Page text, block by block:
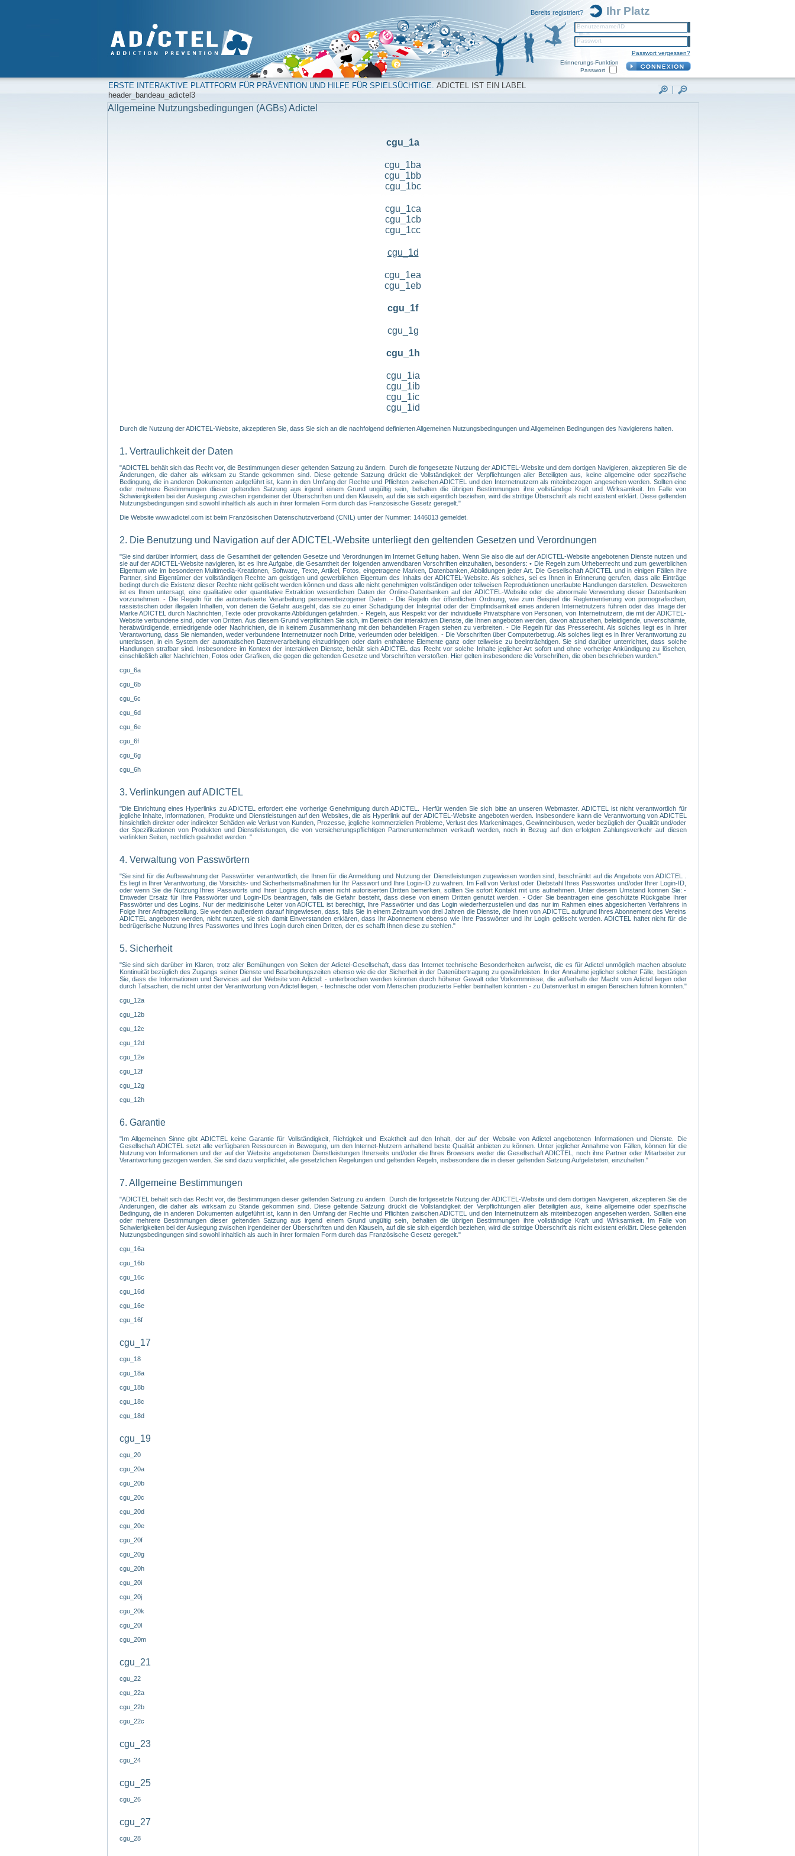
Bereits registriert? Ihr Platz
Benutzername/ID
Passwort
Passwort vergessen?
Erinnerungs-Funktion
Passwort
ERSTE INTERAKTIVE PLATTFORM FÜR PRÄVENTION UND HILFE FÜR SPIELSÜCHTIGE. ADICTEL IST EIN LABEL
header_bandeau_adictel3
Allgemeine Nutzungsbedingungen (AGBs) Adictel
cgu_1a
cgu_1ba
cgu_1bb
cgu_1bc
cgu_1ca
cgu_1cb
cgu_1cc
cgu_1d
cgu_1ea
cgu_1eb
cgu_1f
cgu_1g
cgu_1h
cgu_1ia
cgu_1ib
cgu_1ic
cgu_1id
Durch die Nutzung der ADICTEL-Website, akzeptieren Sie, dass Sie sich an die nachfolgend definierten Allgemeinen Nutzungsbedingungen und Allgemeinen Bedingungen des Navigierens halten.
1. Vertraulichkeit der Daten
"ADICTEL behält sich das Recht vor, die Bestimmungen dieser geltenden Satzung zu ändern. Durch die fortgesetzte Nutzung der ADICTEL-Website und dem dortigen Navigieren, akzeptieren Sie die
Änderungen, die daher als wirksam zu Stande gekommen sind. Diese geltende Satzung drückt die Vollständigkeit der Verpflichtungen aller Beteiligten aus, keine allgemeine oder spezifische
Bedingung, die in anderen Dokumenten aufgeführt ist, kann in den Umfang der Rechte und Pflichten zwischen ADICTEL und den Internetnutzern als miteinbezogen angesehen werden. Sollten eine
oder mehrere Bestimmungen dieser geltenden Satzung aus irgend einem Grund ungültig sein, behalten die übrigen Bestimmungen ihre vollständige Kraft und Wirksamkeit. Im Falle von
Schwierigkeiten bei der Auslegung zwischen irgendeiner der Überschriften und den Klauseln, auf die sie sich eigentlich beziehen, wird die strittige Überschrift als nicht existent erklärt. Diese geltenden
Nutzungsbedingungen sind sowohl inhaltlich als auch in ihrer formalen Form durch das Französische Gesetz geregelt."
Die Website www.adictel.com ist beim Französischen Datenschutzverband (CNIL) unter der Nummer: 1446013 gemeldet.
2. Die Benutzung und Navigation auf der ADICTEL-Website unterliegt den geltenden Gesetzen und Verordnungen
"Sie sind darüber informiert, dass die Gesamtheit der geltenden Gesetze und Verordnungen im Internet Geltung haben. Wenn Sie also die auf der ADICTEL-Website angebotenen Dienste nutzen und
sie auf der ADICTEL-Website navigieren, ist es Ihre Aufgabe, die Gesamtheit der folgenden anwendbaren Vorschriften einzuhalten, besonders: • Die Regeln zum Urheberrecht und zum gewerblichen
Eigentum wie im besonderen Multimedia-Kreationen, Software, Texte, Artikel, Fotos, eingetragene Marken, Datenbanken, Abbildungen jeder Art. Die Gesellschaft ADICTEL und in einigen Fällen ihre
Partner, sind Eigentümer der vollständigen Rechte am geistigen und gewerblichen Eigentum des Inhalts der ADICTEL-Website. Als solches, sei es Ihnen in Erinnerung gerufen, dass alle Einträge
bedingt durch die Existenz dieser Rechte nicht gelöscht werden können und dass alle nicht genehmigten vollständigen oder teilweisen Reproduktionen unerlaubte Handlungen darstellen. Desweiteren
ist es Ihnen untersagt, eine qualitative oder quantitative Extraktion wesentlichen Daten der Online-Datenbanken auf der ADICTEL-Website oder die abnormale Verwendung dieser Datenbanken
vorzunehmen. - Die Regeln für die automatisierte Verarbeitung personenbezogener Daten. - Die Regeln der öffentlichen Ordnung, wie zum Beispiel die Reglementierung von pornografischen,
rassistischen oder illegalen Inhalten, von denen die Gefahr ausgeht, das sie zu einer Schädigung der Integrität oder der Empfindsamkeit eines anderen Internetnutzers führen oder das Image der
Marke ADICTEL durch Nachrichten, Texte oder provokante Abbildungen gefährden. - Regeln, aus Respekt vor der individuelle Privatsphäre von Personen, von Internetnutzern, die mit der ADICTEL-
Website verbundene sind, oder von Dritten. Aus diesem Grund verpflichten Sie sich, im Bereich der interaktiven Dienste, die Ihnen angeboten werden, davon abzusehen, beleidigende, unverschämte,
herabwürdigende, erniedrigende oder Nachrichten, die in keinem Zusammenhang mit den behandelten Fragen stehen zu verbreiten. - Die Regeln für das Presserecht. Als solches liegt es in Ihrer
Verantwortung, dass Sie niemanden, weder verbundene Internetnutzer noch Dritte, verleumden oder beleidigen. - Die Vorschriften über Computerbetrug. Als solches liegt es in Ihrer Verantwortung zu
unterlassen, in ein System der automatischen Datenverarbeitung einzudringen oder darin enthaltene Elemente ganz oder teilweise zu beeinträchtigen. Sie sind darüber unterrichtet, dass solche
Handlungen strafbar sind. Insbesondere im Kontext der interaktiven Dienste, behält sich ADICTEL das Recht vor solche Inhalte jeglicher Art sofort und ohne vorherige Ankündigung zu löschen,
einschließlich aller Nachrichten, Fotos oder Grafiken, die gegen die geltenden Gesetze und Vorschriften verstoßen. Hier gelten insbesondere die Vorschriften, die oben beschrieben wurden."
cgu_6a
cgu_6b
cgu_6c
cgu_6d
cgu_6e
cgu_6f
cgu_6g
cgu_6h
3. Verlinkungen auf ADICTEL
"Die Einrichtung eines Hyperlinks zu ADICTEL erfordert eine vorherige Genehmigung durch ADICTEL. Hierfür wenden Sie sich bitte an unseren Webmaster. ADICTEL ist nicht verantwortlich für
jegliche Inhalte, Informationen, Produkte und Dienstleistungen auf den Websites, die als Hyperlink auf der ADICTEL-Website angeboten werden. Insbesondere kann die Verantwortung von ADICTEL
hinsichtlich direkter oder indirekter Schäden wie Verlust von Kunden, Prozesse, jegliche kommerziellen Probleme, Verlust des Markenimages, Gewinneinbusen, weder bezüglich der Qualität und/oder
der Spezifikationen von Produkten und Dienstleistungen, die von versicherungspflichtigen Partnerunternehmen verkauft werden, noch in Bezug auf den erfolgten Zahlungsverkehr auf diesen
verlinkten Seiten, rechtlich geahndet werden. "
4. Verwaltung von Passwörtern
"Sie sind für die Aufbewahrung der Passwörter verantwortlich, die Ihnen für die Anmeldung und Nutzung der Dienstleistungen zugewiesen worden sind, beschränkt auf die Angebote von ADICTEL .
Es liegt in Ihrer Verantwortung, die Vorsichts- und Sicherheitsmaßnahmen für Ihr Passwort und Ihre Login-ID zu wahren. Im Fall von Verlust oder Diebstahl Ihres Passwortes und/oder Ihrer Login-ID,
oder wenn Sie die Nutzung Ihres Passworts und Ihrer Logins durch einen nicht autorisierten Dritten bemerken, sollten Sie sofort Kontakt mit uns aufnehmen. Unter diesem Umstand können Sie: -
Entweder Ersatz für Ihre Passwörter und Login-IDs beantragen, falls die Gefahr besteht, dass diese von einem Dritten genutzt werden. - Oder Sie beantragen eine geschützte Rückgabe Ihrer
Passwörter und des Logins. Nur der medizinische Leiter von ADICTEL ist berechtigt, Ihre Passwörter und das Login wiederherzustellen und das nur im Rahmen eines abgesicherten Verfahrens in
Folge Ihrer Anfragestellung. Sie werden außerdem darauf hingewiesen, dass, falls Sie in einem Zeitraum von drei Jahren die Dienste, die Ihnen von ADICTEL aufgrund Ihres Abonnement des Vereins
ADICTEL angeboten werden, nicht nutzen, sie sich damit Einverstanden erklären, dass Ihr Abonnement ebenso wie Ihre Passwörter und Ihr Login gelöscht werden. ADICTEL haftet nicht für die
bedrügerische Nutzung Ihres Passwortes und Ihres Login durch einen Dritten, der es schafft Ihnen diese zu stehlen."
5. Sicherheit
"Sie sind sich darüber im Klaren, trotz aller Bemühungen von Seiten der Adictel-Gesellschaft, dass das Internet technische Besonderheiten aufweist, die es für Adictel unmöglich machen absolute
Kontinuität bezüglich des Zugangs seiner Dienste und Bearbeitungszeiten ebenso wie die der Sicherheit in der Datenübertragung zu gewährleisten. In der Annahme jeglicher solcher Fälle, bestätigen
Sie, dass die Informationen und Services auf der Website von Adictel: - unterbrochen werden könnten durch höherer Gewalt oder Vorkommnisse, die außerhalb der Macht von Adictel liegen oder
durch Tatsachen, die nicht unter der Verantwortung von Adictel liegen, - technische oder vom Menschen produzierte Fehler beinhalten könnten - zu Datenverlust in einigen Bereichen führen könnten."
cgu_12a
cgu_12b
cgu_12c
cgu_12d
cgu_12e
cgu_12f
cgu_12g
cgu_12h
6. Garantie
"Im Allgemeinen Sinne gibt ADICTEL keine Garantie für Vollständigkeit, Richtigkeit und Exaktheit auf den Inhalt, der auf der Website von Adictel angebotenen Informationen und Dienste. Die
Gesellschaft ADICTEL setzt alle verfügbaren Ressourcen in Bewegung, um den Internet-Nutzern anhaltend beste Qualität anbieten zu können. Unter jeglicher Annahme von Fällen, können für die
Nutzung von Informationen und der auf der Website angebotenen Dienstleistungen Ihrerseits und/oder die Ihres Browsers weder die Gesellschaft ADICTEL, noch ihre Partner oder Mitarbeiter zur
Verantwortung gezogen werden. Sie sind dazu verpflichtet, alle gesetzlichen Regelungen und geltenden Regeln, insbesondere die in dieser geltenden Satzung Aufgelisteten, einzuhalten."
7. Allgemeine Bestimmungen
"ADICTEL behält sich das Recht vor, die Bestimmungen dieser geltenden Satzung zu ändern. Durch die fortgesetzte Nutzung der ADICTEL-Website und dem dortigen Navigieren, akzeptieren Sie die
Änderungen, die daher als wirksam zu Stande gekommen sind. Diese geltende Satzung drückt die Vollständigkeit der Verpflichtungen aller Beteiligten aus, keine allgemeine oder spezifische
Bedingung, die in anderen Dokumenten aufgeführt ist, kann in den Umfang der Rechte und Pflichten zwischen ADICTEL und den Internetnutzern als miteinbezogen angesehen werden. Sollten eine
oder mehrere Bestimmungen dieser geltenden Satzung aus irgend einem Grund ungültig sein, behalten die übrigen Bestimmungen ihre vollständige Kraft und Wirksamkeit. Im Falle von
Schwierigkeiten bei der Auslegung zwischen irgendeiner der Überschriften und den Klauseln, auf die sie sich eigentlich beziehen, wird die strittige Überschrift als nicht existent erklärt. Diese geltenden
Nutzungsbedingungen sind sowohl inhaltlich als auch in ihrer formalen Form durch das Französische Gesetz geregelt."
cgu_16a
cgu_16b
cgu_16c
cgu_16d
cgu_16e
cgu_16f
cgu_17
cgu_18
cgu_18a
cgu_18b
cgu_18c
cgu_18d
cgu_19
cgu_20
cgu_20a
cgu_20b
cgu_20c
cgu_20d
cgu_20e
cgu_20f
cgu_20g
cgu_20h
cgu_20i
cgu_20j
cgu_20k
cgu_20l
cgu_20m
cgu_21
cgu_22
cgu_22a
cgu_22b
cgu_22c
cgu_23
cgu_24
cgu_25
cgu_26
cgu_27
cgu_28